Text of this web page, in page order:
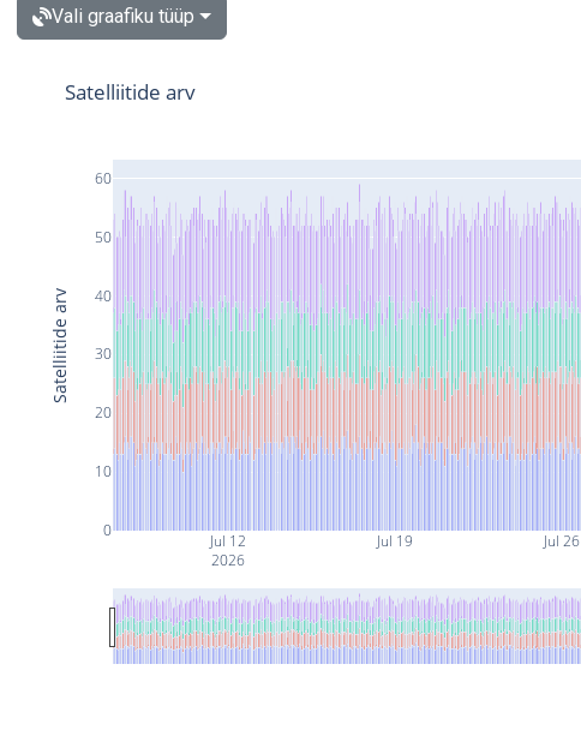
Vali graafiku tüüp
Jul 12
2026
Jul 19 Jul 26
0
10
20
30
40
50
60
Satelliitide arv
Satelliitide arv